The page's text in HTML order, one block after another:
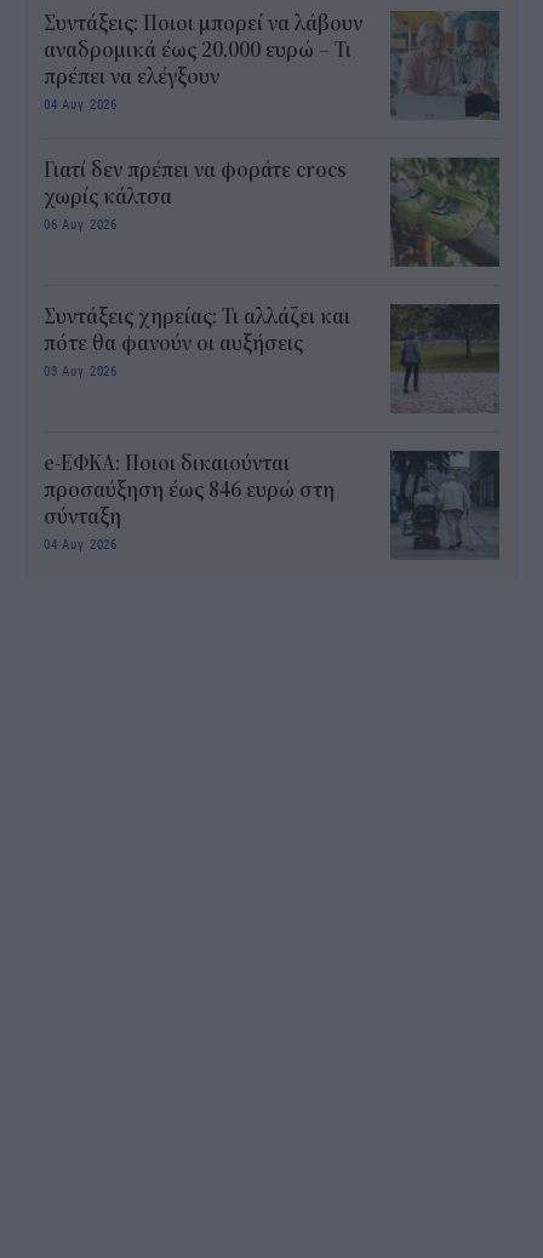
Συντάξεις: Ποιοι μπορεί να λάβουν
αναδρομικά έως 20.000 ευρώ – Τι
πρέπει να ελέγξουν
04 Αυγ 2026
Γιατί δεν πρέπει να φοράτε crocs
χωρίς κάλτσα
06 Αυγ 2026
Συντάξεις χηρείας: Τι αλλάζει και
πότε θα φανούν οι αυξήσεις
03 Αυγ 2026
e-ΕΦΚΑ: Ποιοι δικαιούνται
προσαύξηση έως 846 ευρώ στη
σύνταξη
04 Αυγ 2026